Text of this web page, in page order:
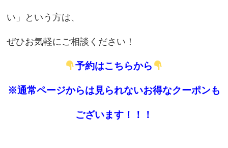
い」という方は、
ぜひお気軽にご相談ください！
予約はこちらから
※通常ページからは見られないお得なクーポンも
ございます！！！